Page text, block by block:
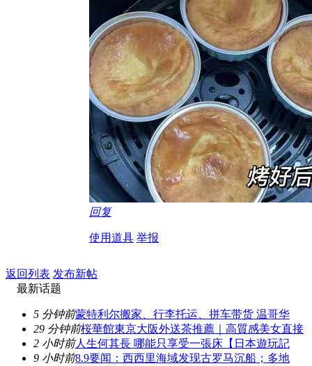
回复
使用道具 举报
返回列表 发布新帖
最新话题
5 分钟前蒙特利尔搬家、行李托运、拼车带货 温哥华
29 分钟前桜華館東京大阪外送茶推薦｜高質感美女直接
2 小时前人生何其長 哪能只享受一張床【日本遊玩記
9 小时前8.9要闻：西西里海域发现古罗马沉船；多地